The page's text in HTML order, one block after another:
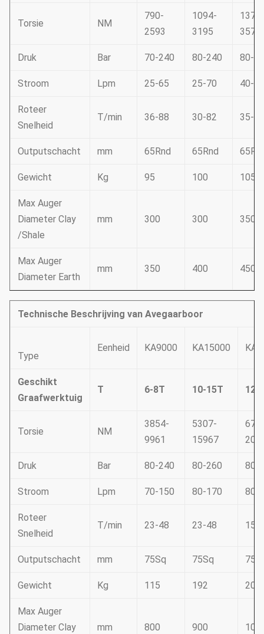
Torsie NM
790-
2593
1094-
3195
1374-
3578
Druk Bar 70-240 80-240 80-
Stroom Lpm 25-65 25-70 40-80
Roteer
Snelheid
T/min 36-88 30-82 35-75
Outputschacht mm 65Rnd 65Rnd
Gewicht Kg 95 100 105
Max Auger
Diameter Clay
/Shale
mm 300 300 350
Max Auger
Diameter Earth
mm 350 400 450
Technische Beschrijving van Avegaarboor
Type
Eenheid KA9000 KA15000
Geschikt
Graafwerktuig
T 6-8T 10-15T 12-
Torsie NM
3854-
9961
5307-
15967
Druk Bar 80-240 80-260 80-
Stroom Lpm 70-150 80-170 80-
Roteer
Snelheid
T/min 23-48 23-48 15-
Outputschacht mm 75Sq 75Sq
Gewicht Kg 115 192 200
Max Auger
Diameter Clay
mm 800 900